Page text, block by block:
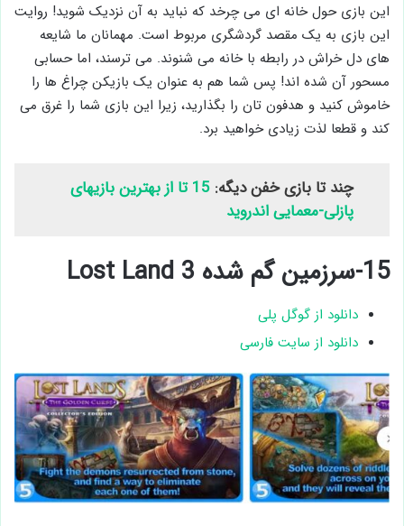
این بازی حول خانه ای می چرخد که نباید به آن نزدیک شوید! روایت
این بازی به یک مقصد گردشگری مربوط است. مهمانان ما شایعه
های دل خراش در رابطه با خانه می شنوند. می ترسند، اما حسابی
مسحور آن شده اند! پس شما هم به عنوان یک بازیکن چراغ ها را
خاموش کنید و هدفون تان را بگذارید، زیرا این بازی شما را غرق می
کند و قطعا لذت زیادی خواهید برد.
چند تا بازی خفن دیگه:
15 تا از بهترین بازیهای
پازلی-معمایی اندروید
15-سرزمین گم شده Lost Land 3
دانلود از گوگل پلی
دانلود از سایت فارسی